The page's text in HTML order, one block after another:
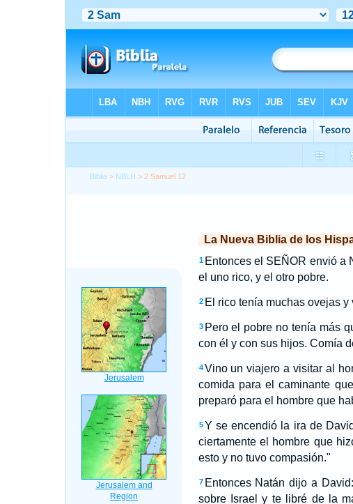
Biblia > NBLH > 2 Samuel 12
La Nueva Biblia de los
1 Entonces el SEÑOR envió a
el uno rico, y el otro pobre.
2 El rico tenía muchas ovejas y
3 Pero el pobre no tenía más
con él y con sus hijos. Comía
4 Vino un viajero a visitar al
comida para el caminante
preparó para el hombre que
5 Y se encendió la ira de
ciertamente el hombre que
esto y no tuvo compasión."
7 Entonces Natán dijo a
sobre Israel y te libré de la